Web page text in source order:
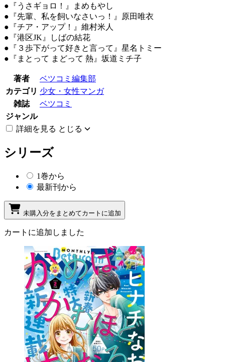
●『うさギョロ！』まめもやし
●『先輩、私を飼いなさいっ！』原田唯衣
●『チア・アップ！』維村米人
●『港区JK』しばの結花
●『３歩下がって好きと言って』星名トミー
●『まとって まどって 熱』坂道ミチ子
著者
ベツコミ編集部
カテゴリ 少女・女性マンガ
雑誌
ベツコミ
ジャンル
詳細を見る とじる
シリーズ
1巻から
最新刊から
未購入分をまとめてカートに追加
カートに追加しました